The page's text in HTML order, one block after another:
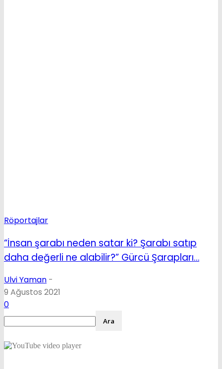
Röportajlar
“İnsan şarabı neden satar ki? Şarabı satıp
daha değerli ne alabilir?” Gürcü Şarapları…
Ulvi Yaman -
9 Ağustos 2021
0